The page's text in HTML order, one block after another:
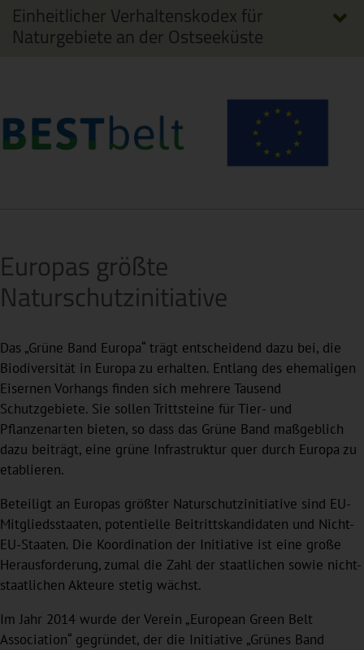
Einheitlicher Verhaltenskodex für
Naturgebiete an der Ostseeküste
Europas größte
Naturschutzinitiative
Das „Grüne Band Europa“ trägt entscheidend dazu bei, die
Biodiversität in Europa zu erhalten. Entlang des ehemaligen
Eisernen Vorhangs finden sich mehrere Tausend
Schutzgebiete. Sie sollen Trittsteine für Tier- und
Pflanzenarten bieten, so dass das Grüne Band maßgeblich
dazu beiträgt, eine grüne Infrastruktur quer durch Europa zu
etablieren.
Beteiligt an Europas größter Naturschutzinitiative sind EU-
Mitgliedsstaaten, potentielle Beitrittskandidaten und Nicht-
EU-Staaten. Die Koordination der Initiative ist eine große
Herausforderung, zumal die Zahl der staatlichen sowie nicht-
staatlichen Akteure stetig wächst.
Im Jahr 2014 wurde der Verein „European Green Belt
Association“ gegründet, der die Initiative „Grünes Band